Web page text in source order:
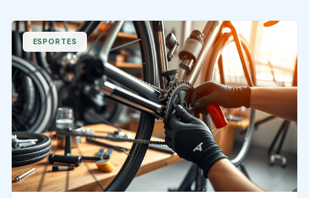
ESPORTES